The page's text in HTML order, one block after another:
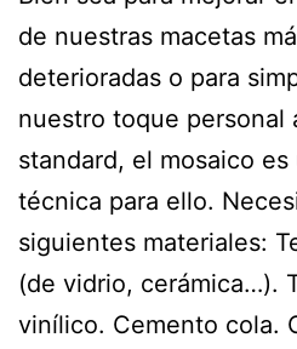
de nuestras macetas
deterioradas o para
nuestro toque personal
standard, el mosaico
técnica para ello.
siguientes materiales:
(de vidrio, cerámica…).
vinílico. Cemento cola.